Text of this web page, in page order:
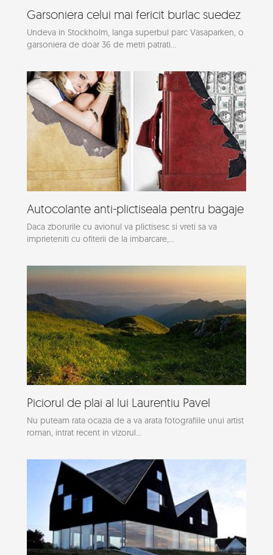
Garsoniera celui mai fericit burlac suedez
Undeva in Stockholm, langa superbul parc Vasaparken, o
garsoniera de doar 36 de metri patrati...
Autocolante anti-plictiseala pentru bagaje
Daca zborurile cu avionul va plictisesc si vreti sa va
imprieteniti cu ofiterii de la imbarcare,...
Piciorul de plai al lui Laurentiu Pavel
Nu puteam rata ocazia de a va arata fotografiile unui artist
roman, intrat recent in vizorul...